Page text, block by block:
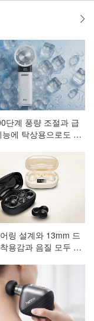
단계 풍량 조절과 급
에 탁상용으로도 활
링 설계와 13mm 드
용감과 음질 모두 잡
101